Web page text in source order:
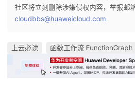
社区将立刻删除涉嫌侵权内容，举报邮箱
cloudbbs@huaweicloud.com
上云必读 函数工作流 FunctionGraph